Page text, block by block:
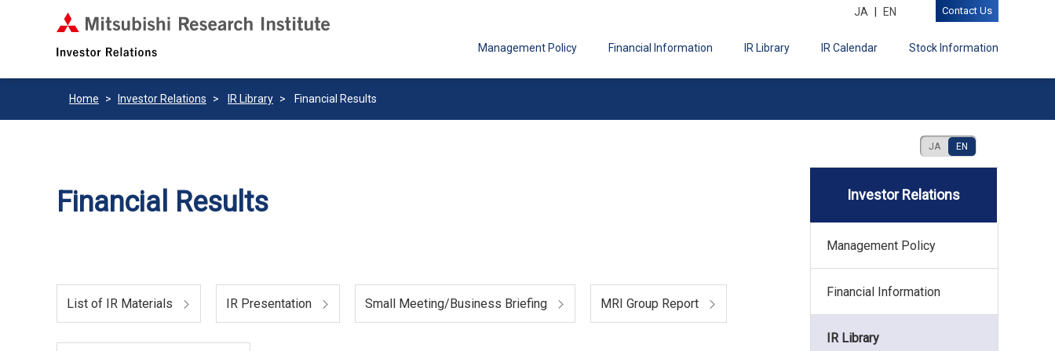
Home Investor Relations IR Library Financial Results
Investor Relations
Management Policy
Financial Information
IR Library
Financial Results
JA EN
List of IR Materials IR Presentation Small Meeting/Business Briefing MRI Group Report
Contact Us
JA EN
Management Policy Financial Information IR Library IR Calendar Stock Information